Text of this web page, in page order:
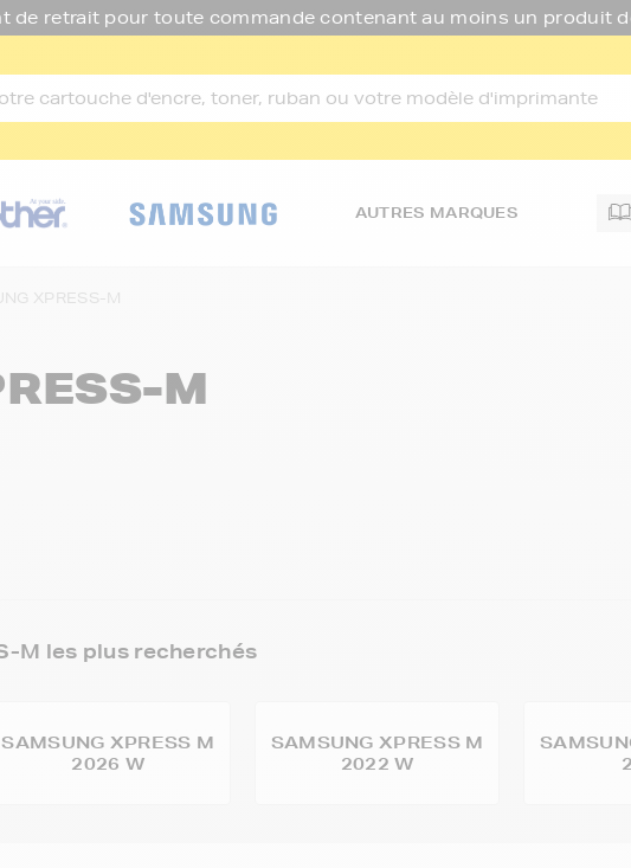
de retrait pour toute commande contenant au moins un produit
AUTRES MARQUES
XPRESS-M
M
M les plus recherchés
SAMSUNG XPRESS M
2026 W
SAMSUNG XPRESS M
2022 W